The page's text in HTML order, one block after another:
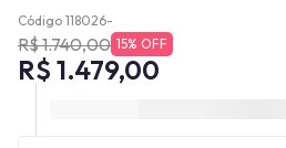
Código 118026-
R$ 1.740,00 15% OFF
R$ 1.479,00